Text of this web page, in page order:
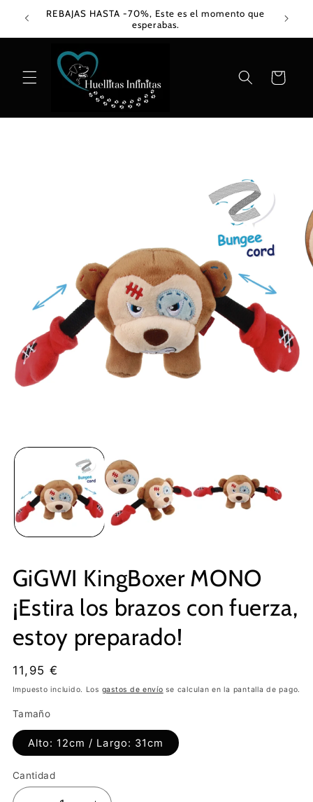
directamenteREBAJAS HASTA -70%, Este es el momento que
esperabas.
Carrito
GiGWI KingBoxer MONO
¡Estira los brazos con fuerza,
estoy preparado!
Precio
habitual
11,95 €
Impuesto incluido. Los gastos de envío se calculan en la pantalla de pago.
Tamaño
Alto: 12cm / Largo: 31cm
Cantidad